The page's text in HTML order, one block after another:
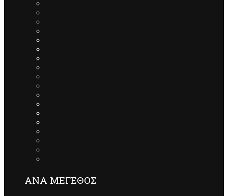
ΑΝΑ ΜΕΓΕΘΟΣ